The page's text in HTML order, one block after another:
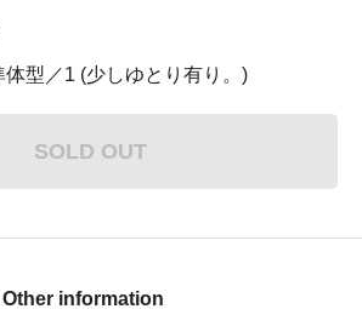
型／1 (少しゆとり有り。)
SOLD OUT
Other information